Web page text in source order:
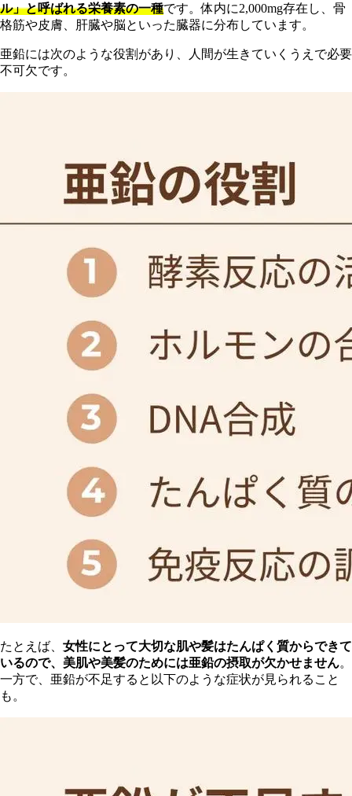
ル」と呼ばれる栄養素の一種です。体内に2,000mg存在し、骨
格筋や皮膚、肝臓や脳といった臓器に分布しています。
亜鉛には次のような役割があり、人間が生きていくうえで必要
不可欠です。
た とえば、 女性にとって大切な肌や髪はたんぱく質からできて
いるので、美肌や美髪のためには亜鉛の摂取が欠かせません。
一方で、亜鉛が不足すると以下のような症状が見られること
も。